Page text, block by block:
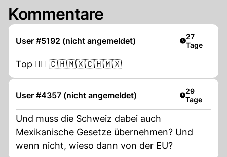
Kommentare
User #5192 (nicht angemeldet) Artikel
27
Tage
Top 👍🏻 🇨🇭🇲🇽🇨🇭🇲🇽
User #4357 (nicht angemeldet) Artikel
29
Tage
Und muss die Schweiz dabei auch
Mexikanische Gesetze übernehmen? Und
wenn nicht, wieso dann von der EU?